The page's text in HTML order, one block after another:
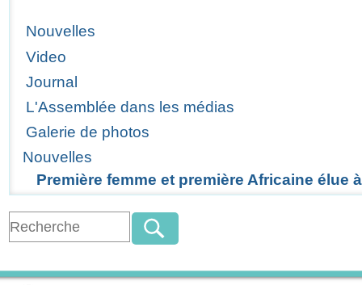
Nouvelles
Video
Journal
L'Assemblée dans les médias
Galerie de photos
Nouvelles
Première femme et première Africaine élue